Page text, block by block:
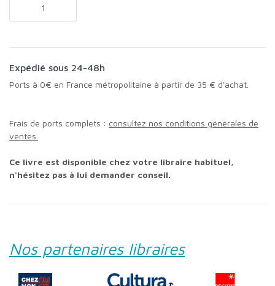
Expédié sous 24-48h
Ports à 0€ en France métropolitaine à partir de 35 € d'achat.
Frais de ports complets : consultez nos conditions générales de
ventes.
Ce livre est disponible chez votre libraire habituel,
n'hésitez pas à lui demander conseil.
Nos partenaires libraires